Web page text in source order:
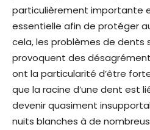
particulièrement importante
essentielle afin de protéger
cela, les problèmes de dents
provoquent des
ont la particularité d’être
que la racine d’une dent est
devenir quasiment
nuits blanches à de